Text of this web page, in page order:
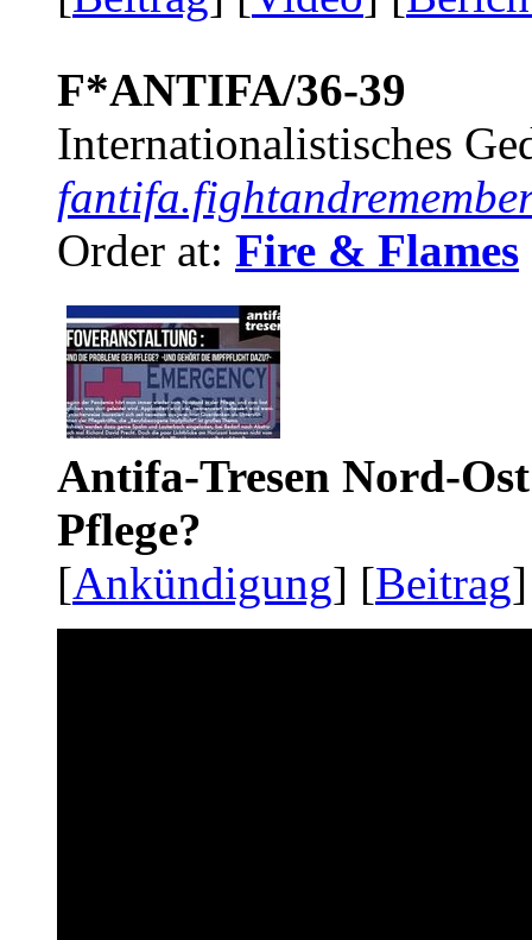
F*ANTIFA/36-39
Internationalistisches
Order at: Fire & Flames
Antifa-Tresen Nord-
Pflege?
[Ankündigung] [Beitrag